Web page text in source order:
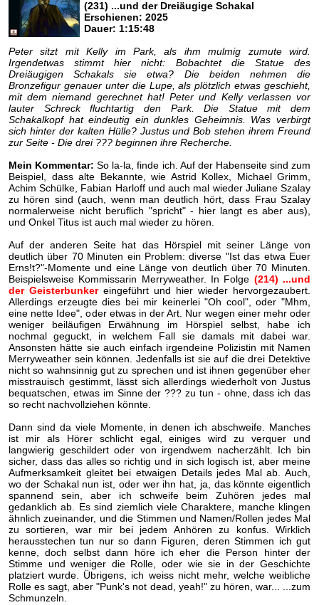
(231) ...und der Dreiäugige Schakal
Erschienen: 2025
Dauer: 1:15:48
Peter sitzt mit Kelly im Park, als ihm mulmig zumute wird.
Irgendetwas stimmt hier nicht: Bobachtet die Statue des
Dreiäugigen Schakals sie etwa? Die beiden nehmen die
Bronzefigur genauer unter die Lupe, als plötzlich etwas geschieht,
mit dem niemand gerechnet hat! Peter und Kelly verlassen vor
lauter Schreck fluchtartig den Park. Die Statue mit dem
Schakalkopf hat eindeutig ein dunkles Geheimnis. Was verbirgt
sich hinter der kalten Hülle? Justus und Bob stehen ihrem Freund
zur Seite - Die drei ??? beginnen ihre Recherche.
Mein Kommentar: So la-la, finde ich. Auf der Habenseite sind zum
Beispiel, dass alte Bekannte, wie Astrid Kollex, Michael Grimm,
Achim Schülke, Fabian Harloff und auch mal wieder Juliane Szalay
zu hören sind (auch, wenn man deutlich hört, dass Frau Szalay
normalerweise nicht beruflich "spricht" - hier langt es aber aus),
und Onkel Titus ist auch mal wieder zu hören.
Auf der anderen Seite hat das Hörspiel mit seiner Länge von
deutlich über 70 Minuten ein Problem: diverse "Ist das etwa Euer
Erns!t?"-Momente und eine Länge von deutlich über 70 Minuten.
Beispielsweise Kommissarin Merryweather. In Folge (214) ...und
der Geisterbunkereingeführt und hier wieder hervorgezaubert.
Allerdings erzeugte dies bei mir keinerlei "Oh cool", oder "Mhm,
eine nette Idee", oder etwas in der Art. Nur wegen einer mehr oder
weniger beiläufigen Erwähnung im Hörspiel selbst, habe ich
nochmal geguckt, in welchem Fall sie damals mit dabei war.
Ansonsten hätte sie auch einfach irgendeine Polizistin mit Namen
Merryweather sein können. Jedenfalls ist sie auf die drei Detektive
nicht so wahnsinnig gut zu sprechen und ist ihnen gegenüber eher
misstrauisch gestimmt, lässt sich allerdings wiederholt von Justus
bequatschen, etwas im Sinne der ??? zu tun - ohne, dass ich das
so recht nachvollziehen könnte.
Dann sind da viele Momente, in denen ich abschweife. Manches
ist mir als Hörer schlicht egal, einiges wird zu verquer und
langwierig geschildert oder von irgendwem nacherzählt. Ich bin
sicher, dass das alles so richtig und in sich logisch ist, aber meine
Aufmerksamkeit gleitet bei etwaigen Details jedes Mal ab. Auch,
wo der Schakal nun ist, oder wer ihn hat, ja, das könnte eigentlich
spannend sein, aber ich schweife beim Zuhören jedes mal
gedanklich ab. Es sind ziemlich viele Charaktere, manche klingen
ähnlich zueinander, und die Stimmen und Namen/Rollen jedes Mal
zu sortieren, war mir bei jedem Anhören zu konfus. Wirklich
herausstechen tun nur so dann Figuren, deren Stimmen ich gut
kenne, doch selbst dann höre ich eher die Person hinter der
Stimme und weniger die Rolle, oder wie sie in der Geschichte
platziert wurde. Übrigens, ich weiss nicht mehr, welche weibliche
Rolle es sagt, aber "Punk's not dead, yeah!" zu hören, war... ...zum
Schmunzeln.